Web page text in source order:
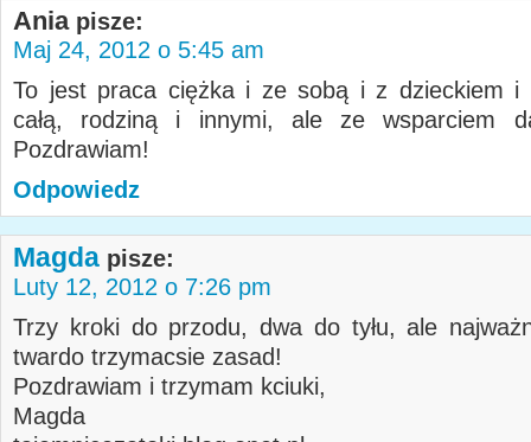
Ania pisze:
Maj 24, 2012 o 5:45 am
To jest praca ciężka i ze sobą i z dzieckiem i
całą, rodziną i innymi, ale ze wsparciem
Pozdrawiam!
Odpowiedz
Magda pisze:
Luty 12, 2012 o 7:26 pm
Trzy kroki do przodu, dwa do tyłu, ale
twardo trzymacsie zasad!
Pozdrawiam i trzymam kciuki,
Magda